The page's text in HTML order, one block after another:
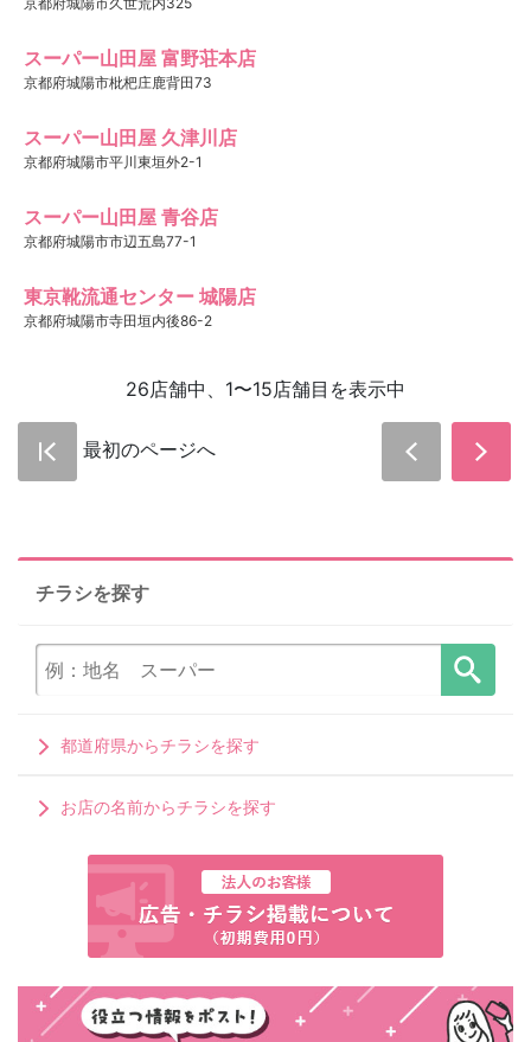
スーパー山田屋 富野荘本店
京都府城陽市枇杷庄鹿背田73
スーパー山田屋 久津川店
京都府城陽市平川東垣外2-1
スーパー山田屋 青谷店
京都府城陽市市辺五島77-1
東京靴流通センター 城陽店
京都府城陽市寺田垣内後86-2
26店舗中、1〜15店舗目を表示中
最初のページへ
チラシを探す
都道府県からチラシを探す
お店の名前からチラシを探す